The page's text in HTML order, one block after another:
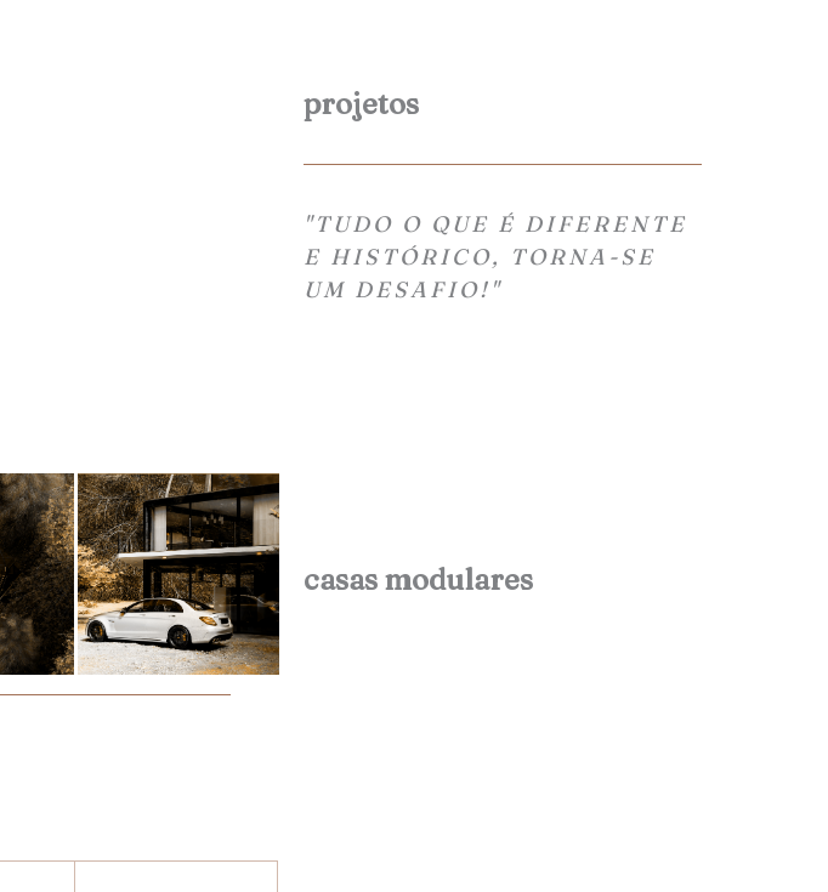
projetos
"TUDO O QUE É DIFERENTE
E HISTÓRICO, TORNA-SE
UM DESAFIO!"
casas modulares